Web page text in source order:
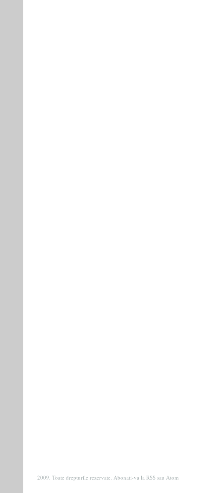
2009. Toate drepturile rezervate. Abonati-va la RSS sau Atom